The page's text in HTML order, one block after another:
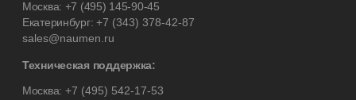
Москва: +7 (495) 145-90-45
Екатеринбург:+7 (343) 378-42-87
sales@naumen.ru
Техническая поддержка:
Москва: +7 (495) 542-17-53